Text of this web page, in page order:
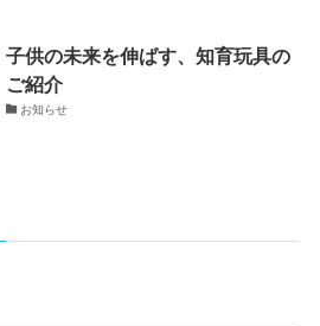
子供の未来を伸ばす、知育玩具の
ご紹介
お知らせ